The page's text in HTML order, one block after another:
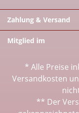
Zahlung & Versand
Mitglied im
* Alle Preise
Versandkosten
** Der